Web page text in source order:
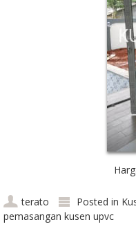
terato Posted in
pemasangan kusen upvc